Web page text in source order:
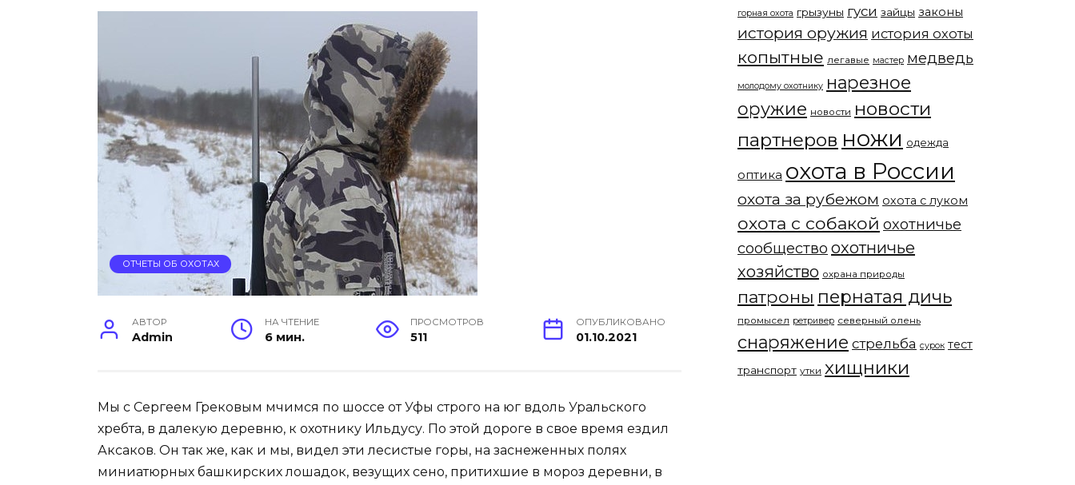
ОТЧЕТЫ ОБ ОХОТАХ
АВТОР
Admin
НА ЧТЕНИЕ
6 мин.
ПРОСМОТРОВ
511
ОПУБЛИКОВАНО
01.10.2021
Мы с Сергеем Грековым мчимся по шоссе от Уфы строго на юг вдоль Уральского
хребта, в далекую деревню, к охотнику Ильдусу. По этой дороге в свое время ездил
Аксаков. Он так же, как и мы, видел эти лесистые горы, на заснеженных полях
миниатюрных башкирских лошадок, везущих сено, притихшие в мороз деревни, в
горная охота грызуны гуси зайцы законы
история оружия история охоты
копытные легавые мастер медведь
молодому охотнику нарезное
оружие новости новости
партнеров ножи одежда
оптика охота в России
охота за рубежом охота с луком
охота с собакой охотничье
сообщество охотничье
хозяйство охрана природы
патроны пернатая дичь
промысел ретривер северный олень
снаряжение стрельба сурок тест
транспорт утки хищники